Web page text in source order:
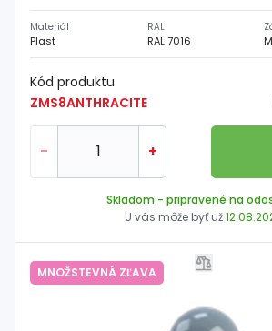
Materiál
Plast
RAL
RAL 7016
Kód produktu
ZMS8ANTHRACITE
- +
Skladom - pripravené na
U vás môže byť už
MNOŽSTEVNÁ ZĽAVA